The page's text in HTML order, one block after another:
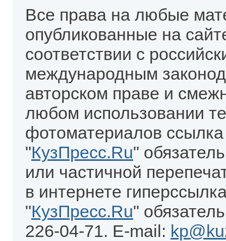
Все права на любые
опубликованные на
соответствии с
международным
авторском праве и
любом использовании
фотоматериалов
"КузПресс.Ru"
или частичной
в интернете
"КузПресс.Ru"
226-04-71. E-mail: